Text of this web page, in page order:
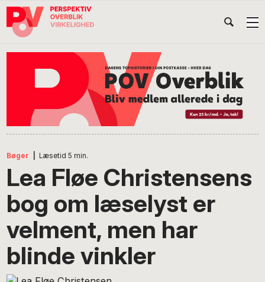
Gå
direkte
Skip
indhold
Gå
direkte
Bøger Læsetid 5 min.
Lea Fløe Christensens
bog om læselyst er
velment, men har
blinde vinkler